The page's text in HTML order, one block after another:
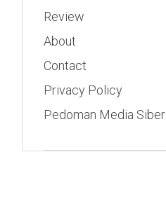
Review
About
Contact
Privacy Policy
Pedoman Media Siber